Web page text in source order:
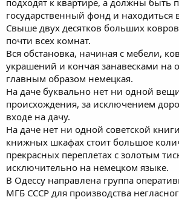
государственный фонд и находиться
Свыше двух десятков больших
почти всех комнат.
Вся обстановка, начиная с мебели,
украшений и кончая занавесками на
главным образом немецкая.
На даче буквально нет ни одной
происхождения, за исключением
входе на дачу.
На даче нет ни одной советской
книжных шкафах стоит большое
прекрасных переплетах с золотым
исключительно на немецком языке.
В Одессу направлена группа
МГБ СССР для производства